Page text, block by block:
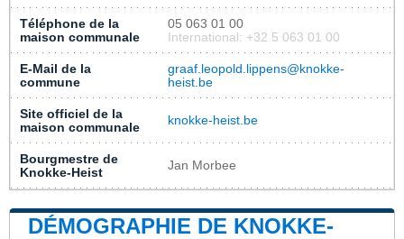
Téléphone de la
maison communale
05 063 01 00
International: +32 5 063 01 00
E-Mail de la
commune
graaf.leopold.lippens@knokke-
heist.be
Site officiel de la
maison communale
knokke-heist.be
Bourgmestre de
Knokke-Heist
Jan Morbee
DÉMOGRAPHIE DE KNOKKE-